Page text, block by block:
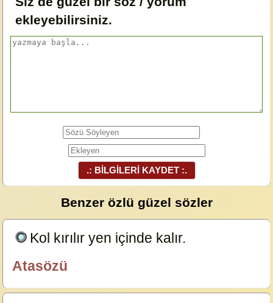
ekleyebilirsiniz.
.: BİLGİLERİ KAYDET :.
Benzer özlü güzel sözler
Kol kırılır yen içinde kalır.
Atasözü